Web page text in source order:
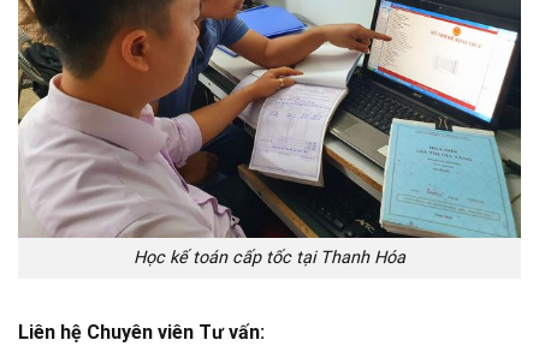
Học kế toán cấp tốc tại Thanh Hóa
Liên hệ Chuyên viên Tư vấn: